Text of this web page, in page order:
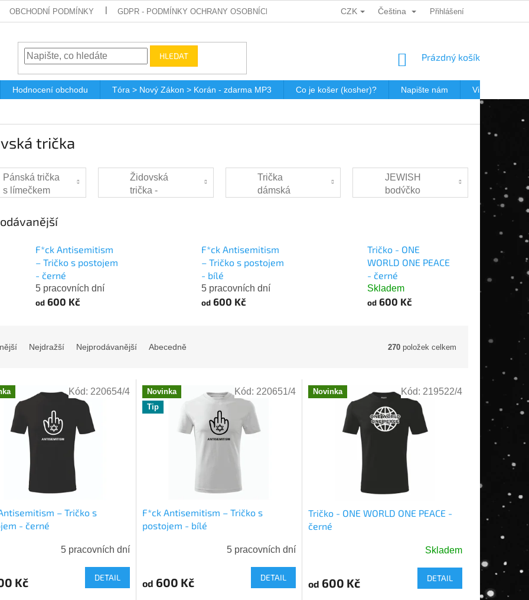
OBCHODNÍ PODMÍNKY GDPR - PODMÍNKY OCHRANY OSOBNÍCH ÚDAJŮ DÁRKOVÉ KUPONY POŠTOVNÉ V JEWISHOP
CZK Čeština Přihlášení
HLEDAT
NÁKUPNÍ
Prázdný košík
Hodnocení obchodu Tóra > Nový Zákon > Korán - zdarma MP3 Co je košer (kosher)? Napište nám Virtualní
trička
Pánská trička
s límečkem
Židovská
trička -
Trička
dámská
JEWISH
bodýčko
F*ck Antisemitism
– Tričko s postojem
- černé
5 pracovních dní
od 600 Kč
F*ck Antisemitism
– Tričko s postojem
- bílé
5 pracovních dní
od600 Kč
Tričko - ONE
WORLD ONE PEACE
- černé
Skladem
od600 Kč
Nejdražší Nejprodávanější Abecedně 270 položek celkem
– Tričko s
- černé
5 pracovních dní
Kč DETAIL
Kód: 220654/4
Novinka
Tip
F*ck Antisemitism – Tričko s
postojem - bílé
5 pracovních dní
od 600 Kč DETAIL
Kód: 220651/4 Novinka
Tričko - ONE WORLD ONE PEACE -
černé
Skladem
od 600 Kč DETAIL
Kód: 219522/4